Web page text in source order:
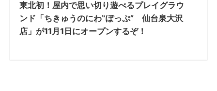
東北初！屋内で思い切り遊べるプレイグラウ
ンド「ちきゅうのにわ‟ぽっぷ” 仙台泉大沢
店」が11月1日にオープンするぞ！